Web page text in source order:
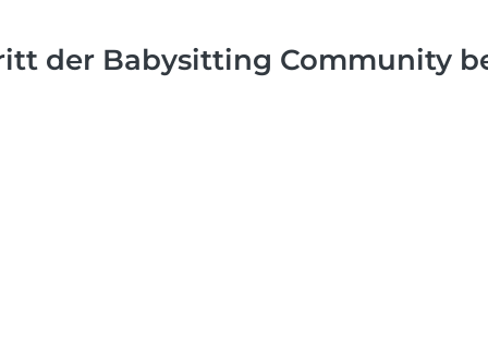
der Babysitting Community